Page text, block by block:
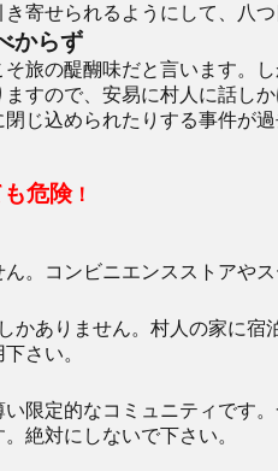
寄せられるようにして、八
からず
旅の醍醐味だと言います。
すので、安易に村人に話し
じ込められたりする事件が
も危険！
。コンビニエンスストアや
かありません。村人の家に宿
さい。
限定的なコミュニティです
絶対にしないで下さい。